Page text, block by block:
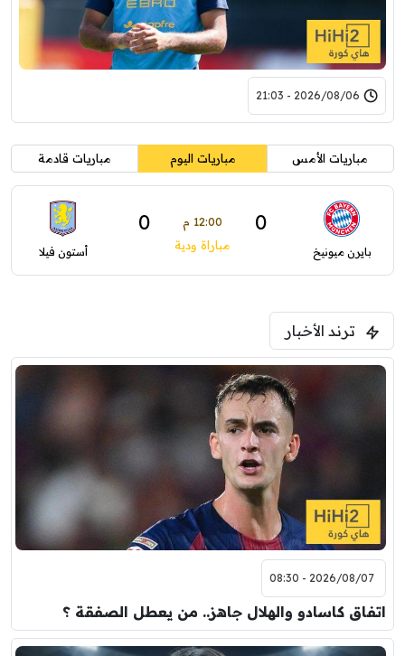
2026/08/06 - 21:03
مباريات الأمس مباريات اليوم مباريات قادمة
بايرن ميونيخ
0 12:00 م 0
مباراة ودية أستون فيلا
ترند الأخبار
2026/08/07 - 08:30
اتفاق كاسادو والهلال جاهز.. من يعطل الصفقة ؟